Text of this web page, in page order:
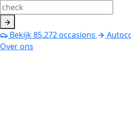
Bekijk85.272occasions
Over ons